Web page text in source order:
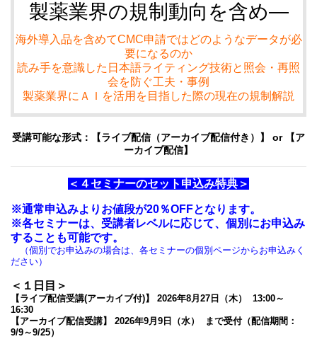
製薬業界の規制動向を含め―
海外導入品を含めてCMC申請ではどのようなデータが必
要になるのか
読み手を意識した日本語ライティング技術と照会・再照
会を防ぐ工夫・事例
製薬業界にＡＩを活用を目指した際の現在の規制解説
受講可能な形式：【ライブ配信（アーカイブ配信付き）】 or 【ア
ーカイブ配信】
＜４セミナーのセット申込み特典＞
※通常申込みよりお値段が20％OFFとなります。
※各セミナーは、受講者レベルに応じて、個別にお申込み
することも可能です。
（個別でお申込みの場合は、各セミナーの個別ページからお申込みく
ださい）
＜１日目＞
【ライブ配信受講(アーカイブ付)】 2026年8月27日（木） 13:00～
16:30
【アーカイブ配信受講】 2026年9月9日（水） まで受付（配信期間：
9/9～9/25）